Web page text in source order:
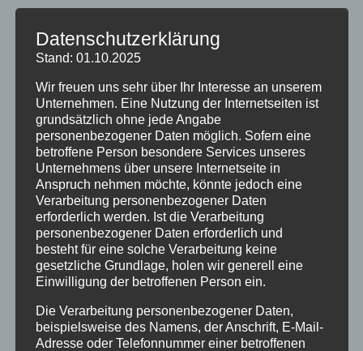
Neueste Beiträge
Schöne Sommerferien
Sportfest 2026 im Goystadion
Gruß vom Förderverein
Innenhofparty des Kollegiums – Kunst trifft
Gemeinschaft
Neueste Kommentare
Datenschutzerklärung
Stand: 01.10.2025
Wir freuen uns sehr über Ihr Interesse an unserem
Unternehmen. Eine Nutzung der Internetseiten ist
grundsätzlich ohne jede Angabe
personenbezogener Daten möglich. Sofern eine
betroffene Person besondere Services unseres
Unternehmens über unsere Internetseite in
Anspruch nehmen möchte, könnte jedoch eine
Verarbeitung personenbezogener Daten
erforderlich werden. Ist die Verarbeitung
personenbezogener Daten erforderlich und
besteht für eine solche Verarbeitung keine
gesetzliche Grundlage, holen wir generell eine
Einwilligung der betroffenen Person ein.
Die Verarbeitung personenbezogener Daten,
beispielsweise des Namens, der Anschrift, E-Mail-
Adresse oder Telefonnummer einer betroffenen